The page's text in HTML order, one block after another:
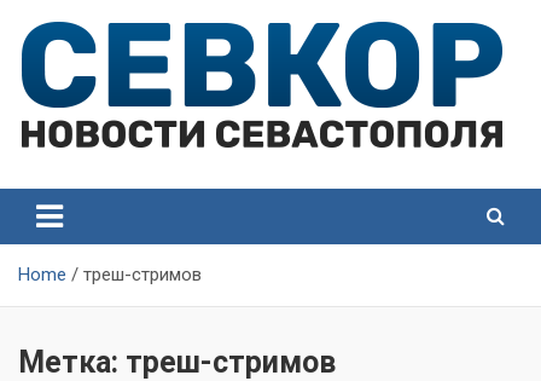
content
Севастополя
Севастополя
Home треш-стримов
Метка: треш-стримов